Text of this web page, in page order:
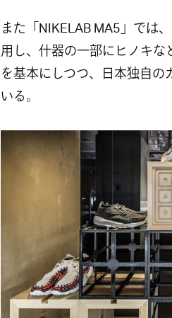
また「NIKELAB MA5」では
用し、什器の一部にヒノキ
を基本にしつつ、日本独自
いる。